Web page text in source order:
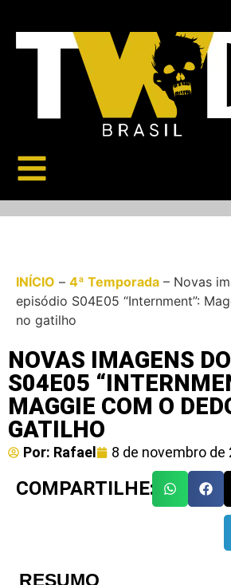
INÍCIO – 4ª Temporada – Novas
episódio S04E05 “Internment”:
no gatilho
NOVAS IMAGENS
S04E05
MAGGIE COM O
GATILHO
Por: Rafael 8 de novembro de
COMPARTILHE:
RESUMO